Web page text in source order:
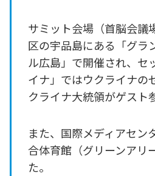
サミット会場（首脳会議
区の宇品島にある「グラ
ル広島」で開催され、セ
イナ」ではウクライナの
クライナ大統領がゲスト
また、国際メディアセン
合体育館（グリーンアリ
た。